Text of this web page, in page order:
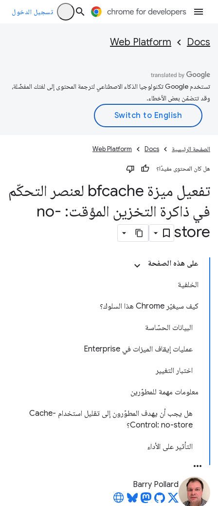
تسجيل الدخول
Docs
Web Platform
تستخدم Google تكنولوجيا الذكاء الاصطناعي لترجمة المحتوى إلى لغتك المفضّلة،
وقد تتضمّن بعض الأخطاء.
الصفحة الرئيسية Docs
Web Platform
هل كان المحتوى مفيدًا؟
تفعيل ميزة bfcache لعنصر التحكّم
في ذاكرة التخزين المؤقت: no-
store
على هذه الصفحة
الخلفية
كيف سيغيّر Chrome هذا السلوك؟
البيانات الحسّاسة
عمليات إيقاف الميزات في Enterprise
اختبار التغيير
معلومات مهمة للمطوّرين
هل يجب أن يهدف المطوّرون إلى تقليل استخدام Cache-
Control: no-store؟
التأثير على الأداء
Barry Pollard